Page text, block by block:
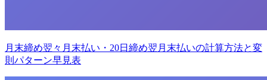
月末締め翌々月末払い・20日締め翌月末払いの計算方法と変
則パターン早見表